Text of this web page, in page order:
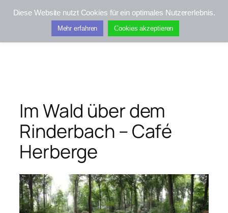
Zum
Kifis-Touren
Im Wald über dem
Rinderbach – Café
Herberge
Diese Website nutzt Cookies für ein optimales Nutzererlebnis.
Mehr erfahren Cookies akzeptieren